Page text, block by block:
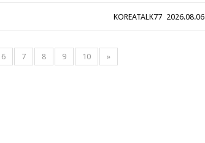
KOREATALK77 2026.08.06
6 7 8 9 10 »